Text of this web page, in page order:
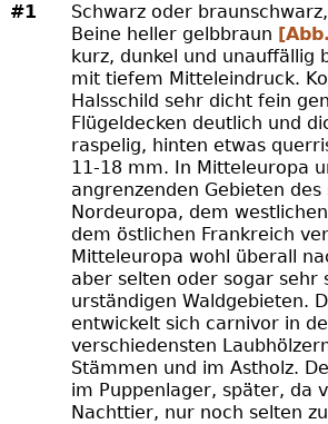
#1
Schwarz oder
Beine heller gelbbraun
kurz, dunkel und unauffällig
mit tiefem Mitteleindruck.
Halsschild sehr dicht fein
Flügeldecken deutlich und
raspelig, hinten etwas
11-18 mm. In Mitteleuropa
angrenzenden Gebieten des
Nordeuropa, dem
dem östlichen Frankreich
Mitteleuropa wohl überall
aber selten oder sogar sehr
urständigen Waldgebieten.
entwickelt sich carnivor in
verschiedensten
Stämmen und im Astholz.
im Puppenlager, später, da
Nachttier, nur noch selten